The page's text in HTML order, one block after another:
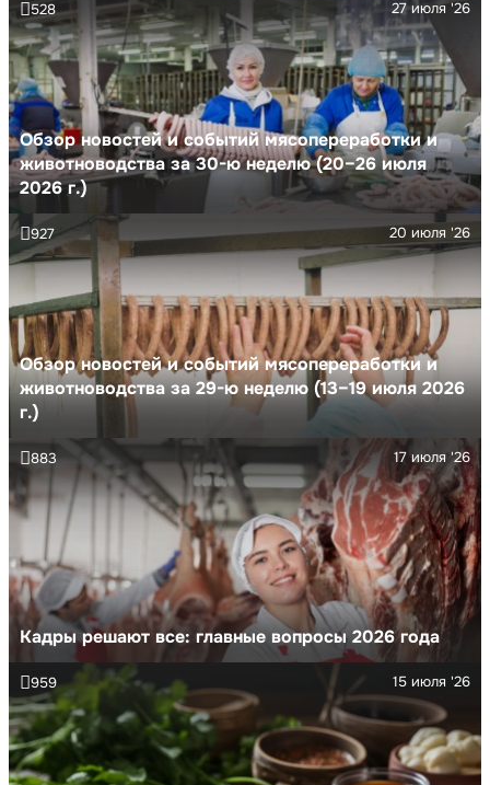
Обзор новостей и событий мясопереработки и
животноводства за 30-ю неделю (20–26 июля
2026 г.)
27 июля '26
528
Обзор новостей и событий мясопереработки и
животноводства за 29-ю неделю (13–19 июля 2026
г.)
20 июля '26
927
Кадры решают все: главные вопросы 2026 года
17 июля '26
883
15 июля '26
959